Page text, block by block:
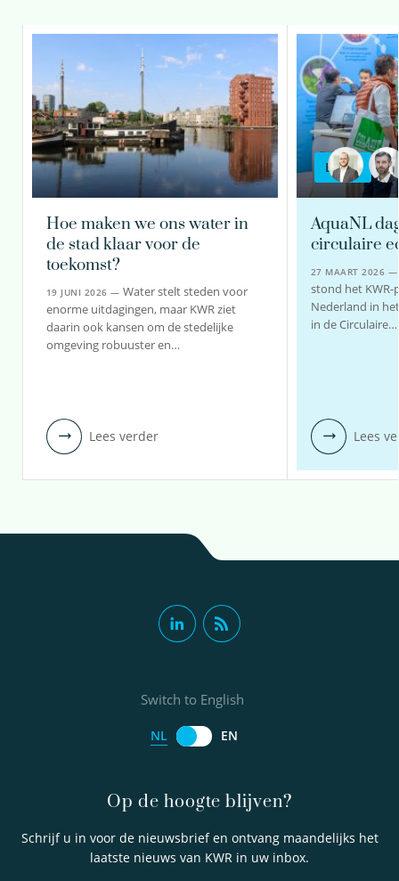
Hoe maken we ons water in
de stad klaar voor de
toekomst?
19 JUNI 2026 —Water stelt steden voor
enorme uitdagingen, maar KWR ziet
daarin ook kansen om de stedelijke
omgeving robuuster en…
Lees verder
BLOG
AquaNL
circulaire
27 MAART 2026
stond het
Nederland in
in de Circulaire…
Lees
Op de hoogte blijven?
Schrijf u in voor de nieuwsbrief en ontvang maandelijks het
laatste nieuws van KWR in uw inbox.
Switch to English
NL EN